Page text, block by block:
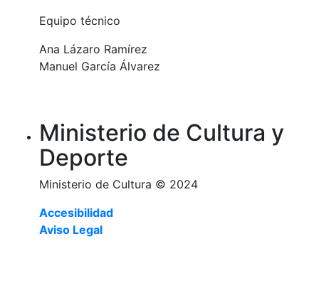
Equipo técnico
Ana Lázaro Ramírez
Manuel García Álvarez
Ministerio de Cultura y
Deporte
Ministerio de Cultura © 2024
Accesibilidad
Aviso Legal